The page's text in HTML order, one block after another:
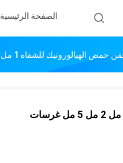
الصفحة الرئيسية
حمض الهيالورونيك للشفاه 1 مل 2 مل 5 مل غرسات شفاه ديرم
حقن حمض الهيالورونيك للشفاه 1 مل 2 مل 5 مل غرسات